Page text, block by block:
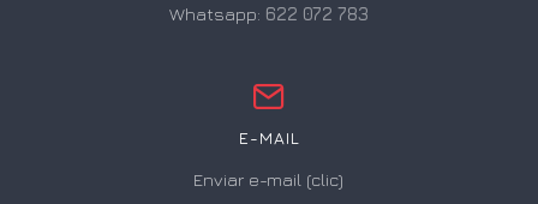
Whatsapp: 622 072 783
E-MAIL
Enviar e-mail (clic)